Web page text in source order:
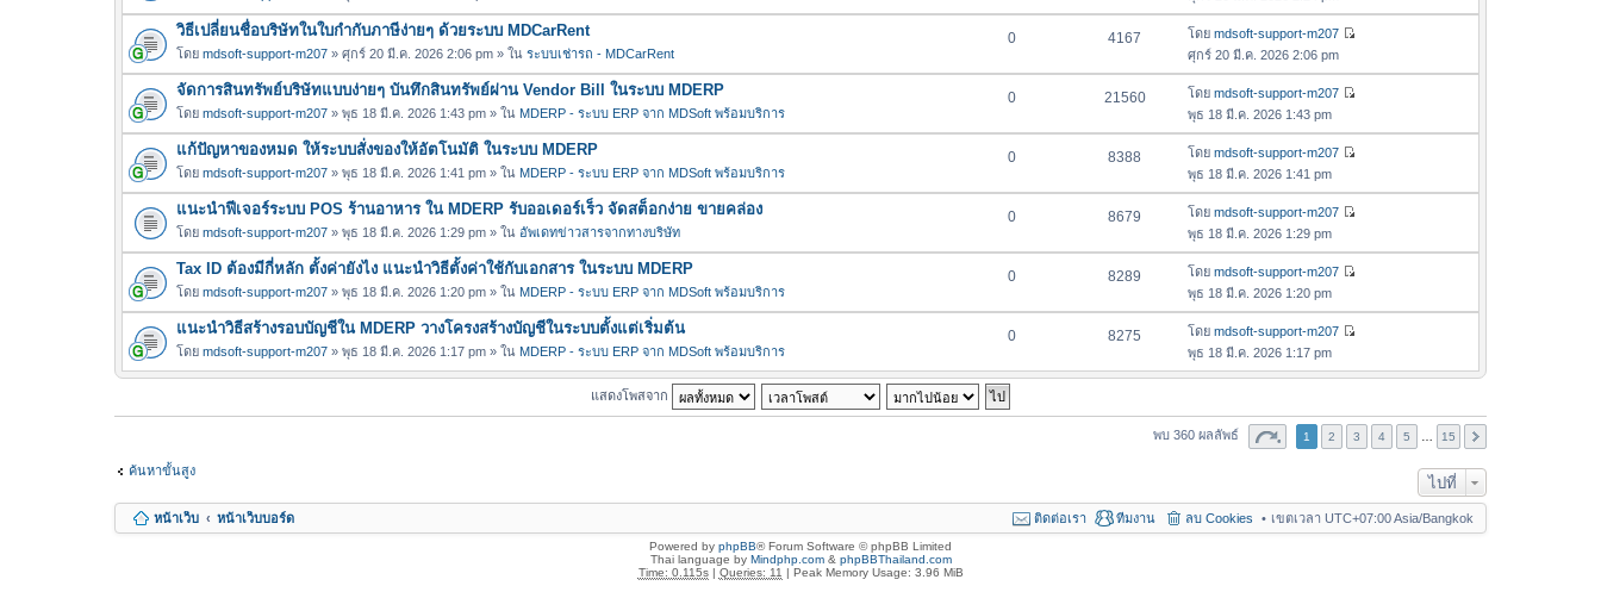
ล่
ว
ล่
ข้
ว
ล่
วิธีเปลี่ยนชื่อบริษัทในใบกำกับภาษีง่ายๆ ด้วยระบบ MDCarRent
โดย mdsoft-support-m207 » ศุกร์ 20 มี.ค. 2026 2:06 pm » ใน ระบบเช่ารถ - MDCarRent
0 4167 โดย mdsoft-support-m207
ข้
ว
ล่
ศุกร์ 20 มี.ค. 2026 2:06 pm
จัดการสินทรัพย์บริษัทแบบง่ายๆ บันทึกสินทรัพย์ผ่าน Vendor Bill ในระบบ MDERP
โดย mdsoft-support-m207 » พุธ 18 มี.ค. 2026 1:43 pm » ใน MDERP - ระบบ ERP จาก MDSoft พร้อมบริการ
0 21560 โดย mdsoft-support-m207
ข้
ว
ล่
พุธ 18 มี.ค. 2026 1:43 pm
แก้ปัญหาของหมด ให้ระบบสั่งของให้อัตโนมัติ ในระบบ MDERP
โดย mdsoft-support-m207 » พุธ 18 มี.ค. 2026 1:41 pm » ใน MDERP - ระบบ ERP จาก MDSoft พร้อมบริการ
0 8388 โดย mdsoft-support-m207
ข้
ว
ล่
ด
พุธ 18 มี.ค. 2026 1:41 pm
แนะนำฟีเจอร์ระบบ POS ร้านอาหาร ใน MDERP รับออเดอร์เร็ว จัดสต็อกง่าย ขายคล่อง
โดย mdsoft-support-m207 » พุธ 18 มี.ค. 2026 1:29 pm » ใน อัพเดทข่าวสารจากทางบริษัท
0 8679 โดย mdsoft-support-m207
ข้
ว
ล่
สุ
ด
พุธ 18 มี.ค. 2026 1:29 pm
Tax ID ต้องมีกี่หลัก ตั้งค่ายังไง แนะนำวิธีตั้งค่าใช้กับเอกสาร ในระบบ MDERP
โดย mdsoft-support-m207 » พุธ 18 มี.ค. 2026 1:20 pm » ใน MDERP - ระบบ ERP จาก MDSoft พร้อมบริการ
0 8289 โดย mdsoft-support-m207
ข้
ว
ม
ล่
ด
พุธ 18 มี.ค. 2026 1:20 pm
แนะนำวิธีสร้างรอบบัญชีใน MDERP วางโครงสร้างบัญชีในระบบตั้งแต่เริ่มต้น
โดย mdsoft-support-m207 » พุธ 18 มี.ค. 2026 1:17 pm » ใน MDERP - ระบบ ERP จาก MDSoft พร้อมบริการ
0 8275 โดย mdsoft-support-m207
ข้
ว
า
า
พุธ 18 มี.ค. 2026 1:17 pm
แสดงโพสจาก
พบ 360 ผลลัพธ์ 1 2 3 4 5 15
ค้นหาขั้นสูง
ไปที่
หน้าเว็บ หน้าเว็บบอร์ด เขตเวลา UTC+07:00 Asia/Bangkok
ลบ Cookies
ทีมงาน
ติดต่อเรา
Powered by phpBB® Forum Software © phpBB Limited
Thai language by Mindphp.com& phpBBThailand.com
Time: 0.115s| Queries: 11 | Peak Memory Usage: 3.96 MiB